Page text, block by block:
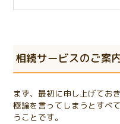
相続サービスのご案
まず、最初に申し上げてお
極論を言ってしまうとすべ
うことです。